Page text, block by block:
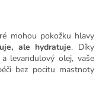
mohou pokožku hlavy
ale hydratuje. Díky
levandulový olej, vaše
bez pocitu mastnoty